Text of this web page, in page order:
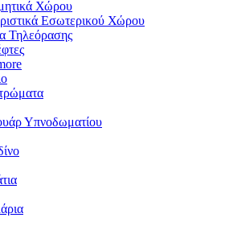
Χώρου
Εσωτερικού Χώρου
Τηλεόρασης
Υπνοδωματίου